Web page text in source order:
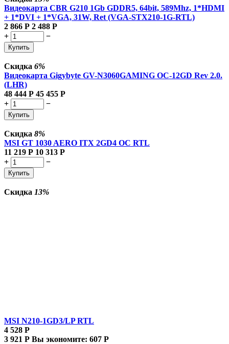
Видеокарта CBR G210 1Gb GDDR5, 64bit, 589Mhz, 1*HDMI
+ 1*DVI + 1*VGA, 31W, Ret (VGA-STX210-1G-RTL)
2 866 Р 2 488 Р
+
−
Купить
Скидка 6%
Видеокарта Gigybyte GV-N3060GAMING OC-12GD Rev 2.0.
(LHR)
48 444 Р 45 455 Р
+
−
Купить
Скидка 8%
MSI GT 1030 AERO ITX 2GD4 OC RTL
11 219 Р 10 313 Р
+
−
Купить
Скидка 13%
MSI N210-1GD3/LP RTL
4 528 Р
3 921 Р Вы экономите: 607 Р